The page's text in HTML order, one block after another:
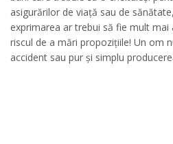
asigurărilor de viață sau de
exprimarea ar trebui să fie mult mai
riscul de a mări propozițiile! Un om
accident sau pur și simplu